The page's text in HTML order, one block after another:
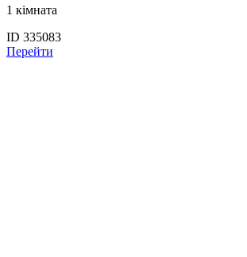
1 кімната
ID 335083
Перейти